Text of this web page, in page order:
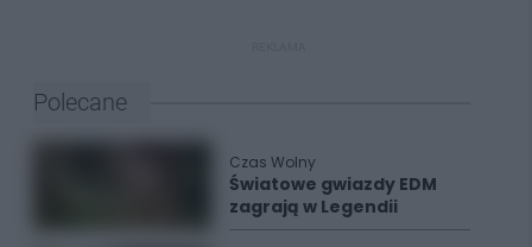
Polecane
Czas Wolny
Światowe gwiazdy EDM
zagrają w Legendii